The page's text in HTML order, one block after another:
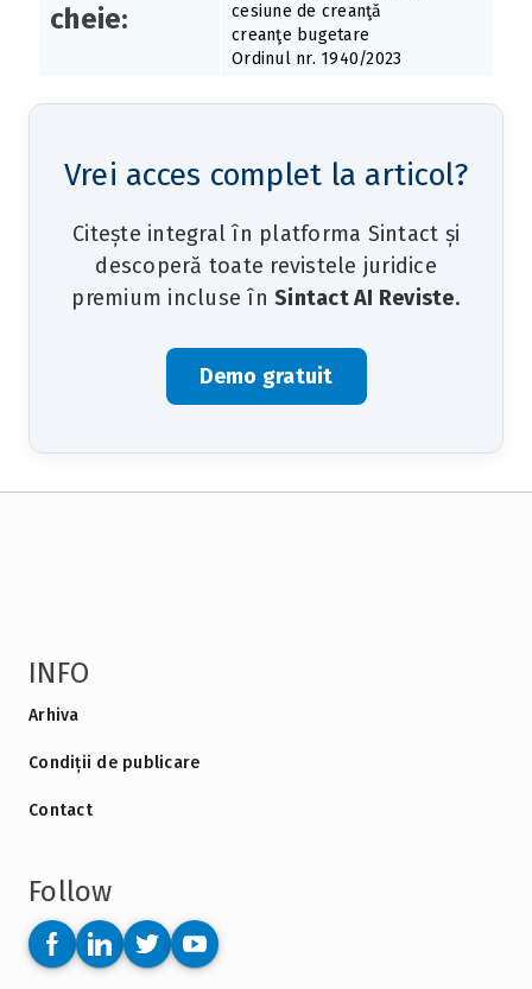
cheie:
cesiune de creanţă
creanţe bugetare
Ordinul nr. 1940/2023
Vrei acces complet la articol?
Citește integral în platforma Sintact și
descoperă toate revistele juridice
premium incluse în Sintact AI Reviste.
Demo gratuit
INFO
Arhiva
Condiții de publicare
Contact
Follow